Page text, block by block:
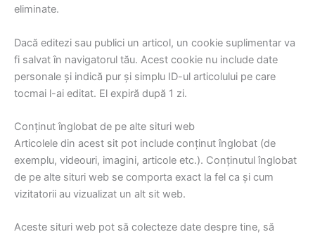
eliminate.
Dacă editezi sau publici un articol, un cookie suplimentar va
fi salvat în navigatorul tău. Acest cookie nu include date
personale și indică pur și simplu ID-ul articolului pe care
tocmai l-ai editat. El expiră după 1 zi.
Conținut înglobat de pe alte situri web
Articolele din acest sit pot include conținut înglobat (de
exemplu, videouri, imagini, articole etc.). Conținutul înglobat
de pe alte situri web se comporta exact la fel ca și cum
vizitatorii au vizualizat un alt sit web.
Aceste situri web pot să colecteze date despre tine, să